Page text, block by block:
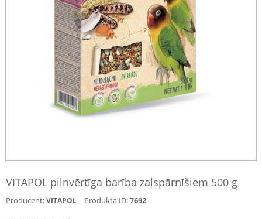
VITAPOL pilnvērtīga barība zaļspārnīšiem 500 g
Producent:VITAPOL Produkta ID:7692